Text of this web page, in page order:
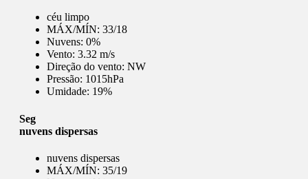
céu limpo
MÁX/MÍN: 33/18
Nuvens: 0%
Vento: 3.32 m/s
Direção do vento: NW
Pressão: 1015hPa
Umidade: 19%
Seg
nuvens dispersas
nuvens dispersas
MÁX/MÍN: 35/19